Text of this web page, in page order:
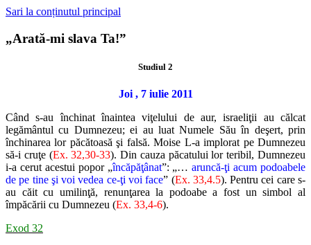
Sari la conținutul principal
„Arată-mi slava Ta!”
Studiul 2
Joi , 7 iulie 2011
Când s-au închinat înaintea viţelului de aur, israeliţii au călcat
legământul cu Dumnezeu; ei au luat Numele Său în deşert, prin
închinarea lor păcătoasă şi falsă. Moise L-a implorat pe Dumnezeu
să-i cruţe (Ex. 32,30-33). Din cauza păcatului lor teribil, Dumnezeu
i-a cerut acestui popor „încăpăţânat”: „…aruncă-ţi acum podoabele
de pe tine şi voi vedea ce-ţi voi face” (Ex. 33,4.5). Pentru cei care s-
au căit cu umilinţă, renunţarea la podoabe a fost un simbol al
împăcării cu Dumnezeu (Ex. 33,4-6).
Exod 32